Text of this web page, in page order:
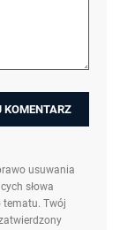
usuwania
słowa
tematu. Twój